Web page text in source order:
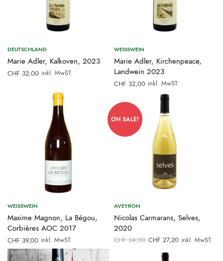
DEUTSCHLAND
Marie Adler, Kalkoven, 2023
CHF 32,00 inkl. MwST.
WEISSWEIN
Marie Adler, Kirchenpeace,
Landwein 2023
CHF 32,00 inkl. MwST.
WEISSWEIN
Maxime Magnon, La Bégou,
Corbières AOC 2017
CHF 39,00 inkl. MwST.
ON SALE!
AVEYRON
Nicolas Carmarans, Selves,
2020
CHF34,00 Ursprünglicher
Preis war:
CHF 34,00
CHF 27,20Aktueller
inkl. MwST.